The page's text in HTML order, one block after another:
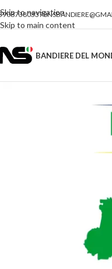
Skip to navigation
Skip to main content
BANDIERE DEL